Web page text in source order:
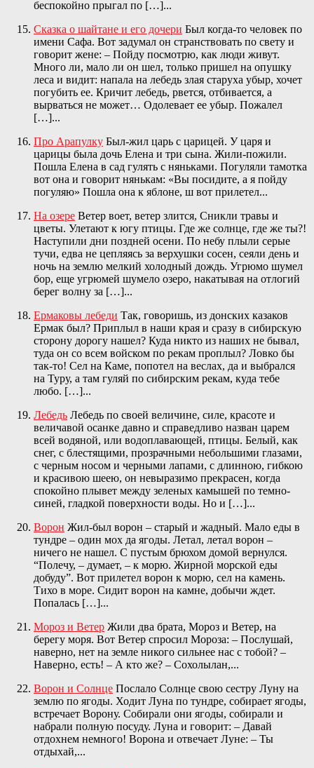
беспокойно прыгал по […]...
Cказка о шайтане и его дочери Был когда-то человек по
имени Сафа. Вот задумал он странствовать по свету и
говорит жене: – Пойду посмотрю, как люди живут.
Много ли, мало ли он шел, только пришел на опушку
леса и видит: напала на лебедь злая старуха убыр, хочет
погубить ее. Кричит лебедь, рвется, отбивается, а
вырваться не может… Одолевает ее убыр. Пожалел
[…]...
Про Арапулку Был-жил царь с царицей. У царя и
царицы была дочь Елена и три сына. Жили-пожили.
Пошла Елена в сад гулять с няньками. Погуляли тамотка
вот она и говорит нянькам: «Вы посидите, а я пойду
погуляю» Пошла она к яблоне, ш вот прилетел...
На озере Ветер воет, ветер злится, Сникли травы и
цветы. Улетают к югу птицы. Где же солнце, где же ты?!
Наступили дни поздней осени. По небу плыли серые
тучи, едва не цепляясь за верхушки сосен, сеяли день и
ночь на землю мелкий холодный дождь. Угрюмо шумел
бор, еще угрюмей шумело озеро, накатывая на отлогий
берег волну за […]...
Ермаковы лебеди Так, говоришь, из донских казаков
Ермак был? Приплыл в наши края и сразу в сибирскую
сторону дорогу нашел? Куда никто из наших не бывал,
туда он со всем войском по рекам проплыл? Ловко бы
так-то! Сел на Каме, попотел на веслах, да и выбрался
на Туру, а там гуляй по сибирским рекам, куда тебе
любо. […]...
Лебедь Лебедь по своей величине, силе, красоте и
величавой осанке давно и справедливо назван царем
всей водяной, или водоплавающей, птицы. Белый, как
снег, с блестящими, прозрачными небольшими глазами,
с черным носом и черными лапами, с длинною, гибкою
и красивою шеею, он невыразимо прекрасен, когда
спокойно плывет между зеленых камышей по темно-
синей, гладкой поверхности воды. Но и […]...
Ворон Жил-был ворон – старый и жадный. Мало еды в
тундре – один мох да ягоды. Летал, летал ворон –
ничего не нашел. С пустым брюхом домой вернулся.
“Полечу, – думает, – к морю. Жирной морской еды
добуду”. Вот прилетел ворон к морю, сел на камень.
Тихо в море. Сидит ворон на камне, добычи ждет.
Попалась […]...
Мороз и Ветер Жили два брата, Мороз и Ветер, на
берегу моря. Вот Ветер спросил Мороза: – Послушай,
наверно, нет на земле никого сильнее нас с тобой? –
Наверно, есть! – А кто же? – Сохолылан,...
Ворон и Солнце Послало Солнце свою сестру Луну на
землю по ягоды. Ходит Луна по тундре, собирает ягоды,
встречает Ворону. Собирали они ягоды, собирали и
набрали полную посуду. Луна и говорит: – Давай
отдохнем немного! Ворона и отвечает Луне: – Ты
отдыхай,...